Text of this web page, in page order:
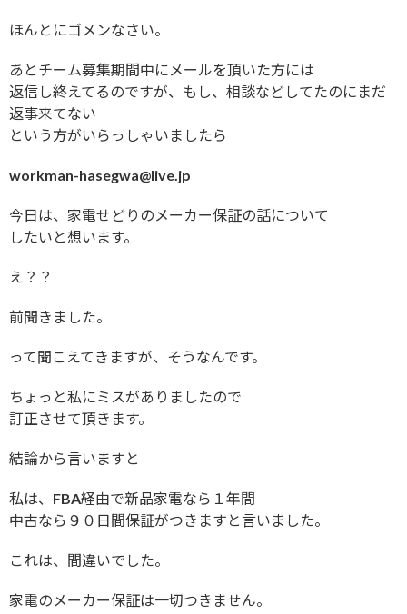
ほんとにゴメンなさい。
あとチーム募集期間中にメールを頂いた方には
返信し終えてるのですが、もし、相談などしてたのにまだ
返事来てない
という方がいらっしゃいましたら
workman-hasegwa@live.jp
今日は、家電せどりのメーカー保証の話について
したいと想います。
え？？
前聞きました。
って聞こえてきますが、そうなんです。
ちょっと私にミスがありましたので
訂正させて頂きます。
結論から言いますと
私は、FBA経由で新品家電なら１年間
中古なら９０日間保証がつきますと言いました。
これは、間違いでした。
家電のメーカー保証は一切つきません。